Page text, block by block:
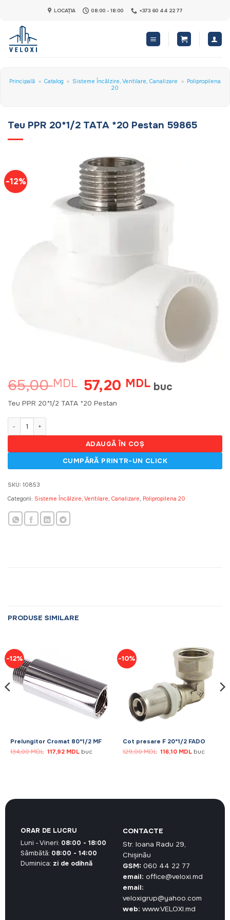
content
LOCAȚIA 08:00 - 18:00 +373 60 44 22 77
Principală » Catalog » Sisteme Încălzire, Ventilare, Canalizare » Polipropilena
20
Teu PPR 20*1/2 TATA *20 Pestan 59865
-12%
65,00MDL Prețul
inițial
a
57,20 MDLPrețul
curent
buc
Teu PPR 20*1/2 TATA *20 Pestan
ADAUGĂ ÎN COȘ
SKU: 10853
Categorii: Sisteme Încălzire, Ventilare, Canalizare, Polipropilena 20
PRODUSE SIMILARE
-12%
Prelungitor Cromat 80*1/2 MF
134,00MDL Prețul
inițial
117,92 MDLPrețul
buc
-10%
Cot presare F 20*1/2 FADO
129,00MDL Prețul
inițial
116,10 MDLPrețul
buc
CONTACTE
Str. Ioana Radu 29,
Chișinău
GSM: 060 44 22 77
email: office@veloxi.md
email:
veloxigrup@yahoo.com
web: www.VELOXI.md
ORAR DE LUCRU
Luni - Vineri: 08:00 - 18:00
Sâmbătă: 08:00 - 14:00
Duminica: zi de odihnă